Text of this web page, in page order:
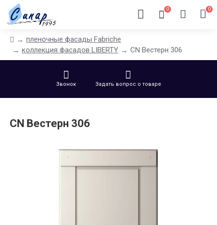
0 0
пленочные фасады Fabriche
коллекция фасадов LIBERTY
CN Вестерн 306
Звонок Задать вопрос о товаре
CN Вестерн 306